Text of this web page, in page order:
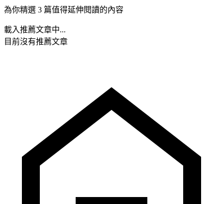
為你精選 3 篇值得延伸閱讀的內容
載入推薦文章中...
目前沒有推薦文章